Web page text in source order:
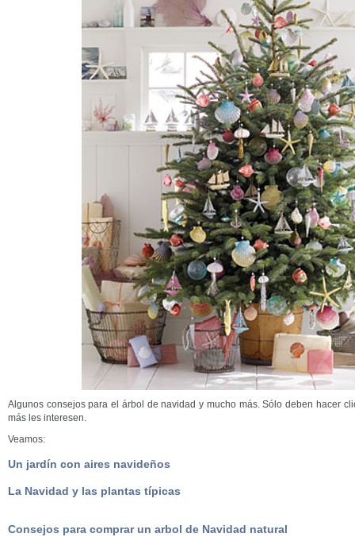
Algunos consejos para el árbol de navidad y mucho más. Sólo deben hacer
más les interesen.
Veamos:
Un jardín con aires navideños
La Navidad y las plantas típicas
Consejos para comprar un arbol de Navidad natural